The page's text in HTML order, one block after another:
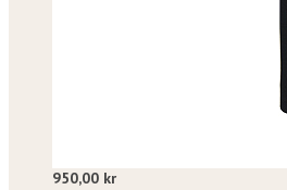
950,00 kr